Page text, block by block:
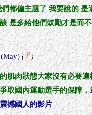
們都偏主題了 我要說的
是多給他們鼓勵才是而
(May) ( )
肌肉狀態大家沒有必要
取國內運動選手的保障
撼國人的影片